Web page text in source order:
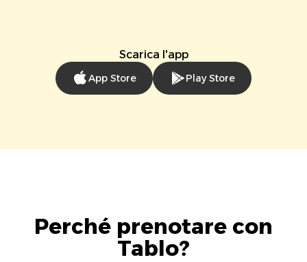
Scarica l'app
App Store Play Store
Perché prenotare con
Tablo?